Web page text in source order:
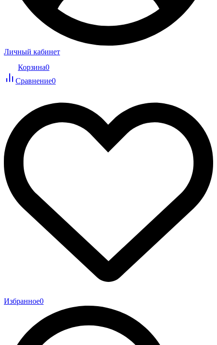
Личный кабинет
Корзина0
Сравнение0
Избранное0